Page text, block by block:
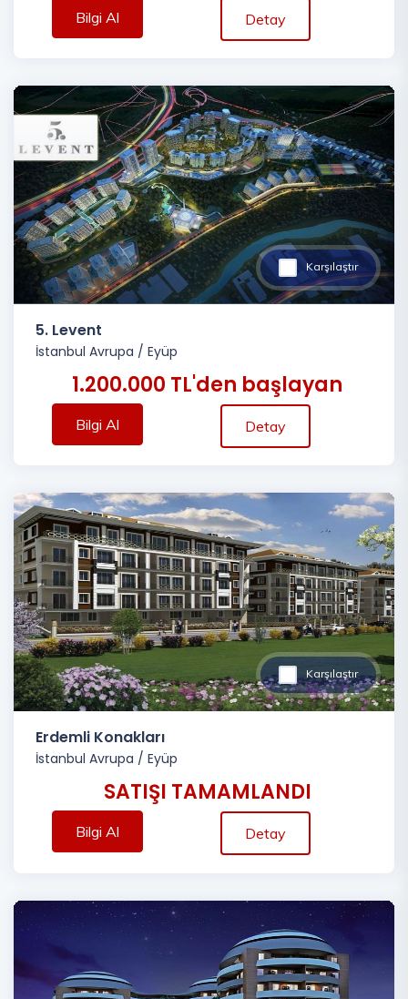
Bilgi Al Detay
Karşılaştır
5. Levent
İstanbul Avrupa / Eyüp
1.200.000 TL'den başlayan
Bilgi Al Detay
Karşılaştır
Erdemli Konakları
İstanbul Avrupa / Eyüp
SATIŞI TAMAMLANDI
Bilgi Al Detay